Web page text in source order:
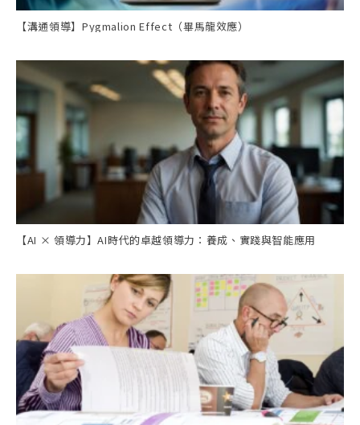
【溝通領導】Pygmalion Effect（畢馬龍效應）
【AI × 領導力】AI時代的卓越領導力：養成、實踐與智能應用